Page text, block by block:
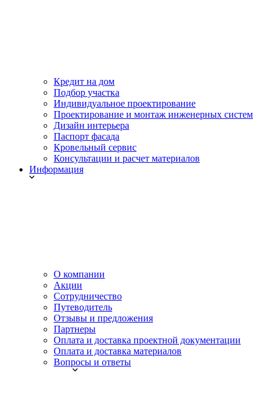
Кредит на дом
Подбор участка
Индивидуальное проектирование
Проектирование и монтаж инженерных систем
Дизайн интерьера
Паспорт фасада
Кровельный сервис
Консультации и расчет материалов
Информация
О компании
Акции
Сотрудничество
Путеводитель
Отзывы и предложения
Партнеры
Оплата и доставка проектной документации
Оплата и доставка материалов
Вопросы и ответы